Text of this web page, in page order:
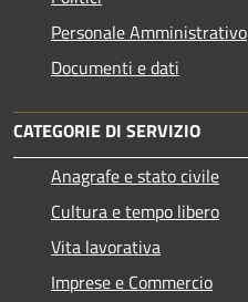
Personale Amministrativo
Documenti e dati
CATEGORIE DI SERVIZIO
Anagrafe e stato civile
Cultura e tempo libero
Vita lavorativa
Imprese e Commercio